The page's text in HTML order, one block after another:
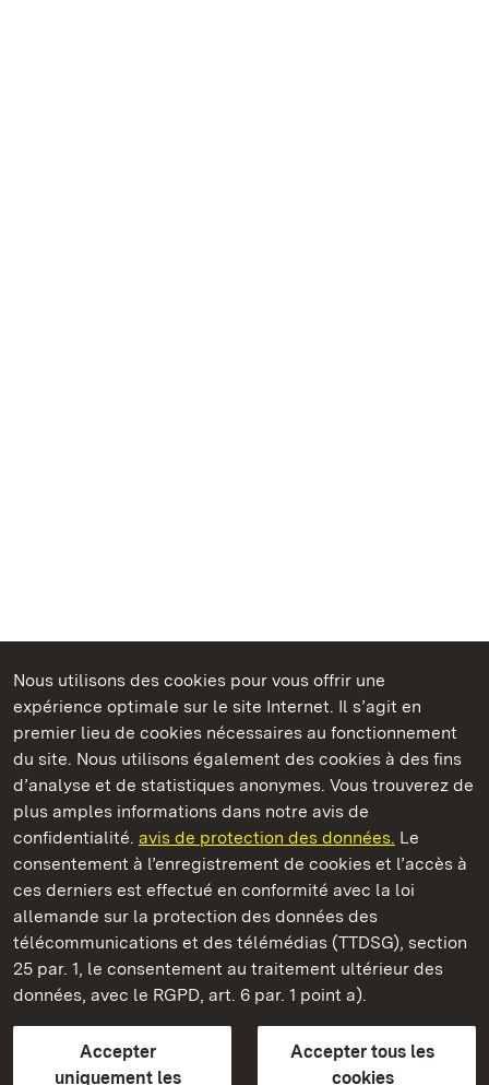
Nous utilisons des cookies pour vous offrir une
expérience optimale sur le site Internet. Il s’agit en
premier lieu de cookies nécessaires au fonctionnement
du site. Nous utilisons également des cookies à des fins
d’analyse et de statistiques anonymes. Vous trouverez de
plus amples informations dans notre avis de
confidentialité. avis de protection des données. Le
consentement à l’enregistrement de cookies et l’accès à
ces derniers est effectué en conformité avec la loi
allemande sur la protection des données des
télécommunications et des télémédias (TTDSG), section
25 par. 1, le consentement au traitement ultérieur des
données, avec le RGPD, art. 6 par. 1 point a).
Accepter
uniquement les
Accepter tous les
cookies
Châteaux et jardins publics du Bade-Wurtemberg
Staatliche Schlösser und Gärten Baden‑Württemberg
Châteaux et jardins publics du Bade-Wurtemberg
ContactFAQ et réponsesMentions légales
Protection des données
Explications sur l’accessibilité
BITV-konform (geprüfte Seiten)
plus loin